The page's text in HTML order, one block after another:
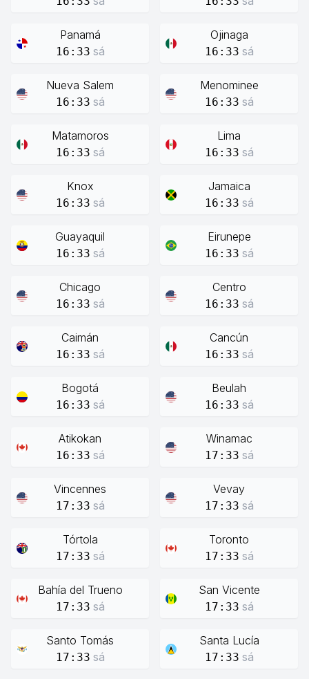
Panamá
16:33 sá
Ojinaga
16:33 sá
Nueva Salem
16:33 sá
Menominee
16:33 sá
Matamoros
16:33 sá
Lima
16:33 sá
Knox
16:33 sá
Jamaica
16:33 sá
Guayaquil
16:33 sá
Eirunepe
16:33 sá
Chicago
16:33 sá
Centro
16:33 sá
Caimán
16:33 sá
Cancún
16:33 sá
Bogotá
16:33 sá
Beulah
16:33 sá
Atikokan
16:33 sá
Winamac
17:33 sá
Vincennes
17:33 sá
Vevay
17:33 sá
Tórtola
17:33 sá
Toronto
17:33 sá
Bahía del Trueno
17:33 sá
San Vicente
17:33 sá
Santo Tomás
17:33 sá
Santa Lucía
17:33 sá